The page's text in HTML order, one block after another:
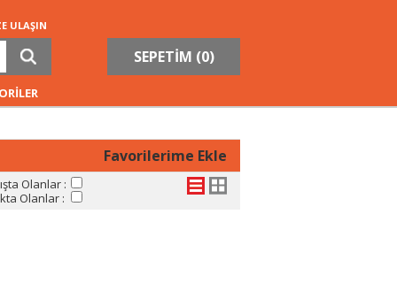
ULAŞIN
SEPETİM (0)
Favorilerime Ekle
Olanlar :
Olanlar :